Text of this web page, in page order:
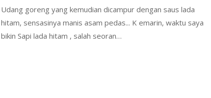
Udang goreng yang kemudian dicampur dengan saus lada
hitam, sensasinya manis asam pedas... K emarin, waktu saya
bikin Sapi lada hitam , salah seoran…